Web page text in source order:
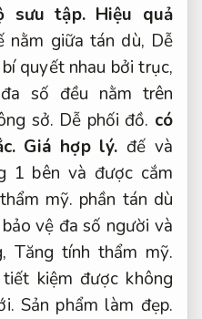
sưu tập. Hiệu quả
nằm giữa tán dù, Dễ
quyết nhau bởi trục,
đa số đều nằm trên
sở. Dễ phối đồ. có
Giá hợp lý. đế và
1 bên và được cắm
mỹ. phần tán dù
vệ đa số người và
Tăng tính thẩm mỹ.
kiệm được không
Sản phẩm làm đẹp.